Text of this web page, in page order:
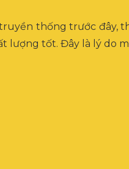
thống trước đây,
lượng tốt. Đây là lý do